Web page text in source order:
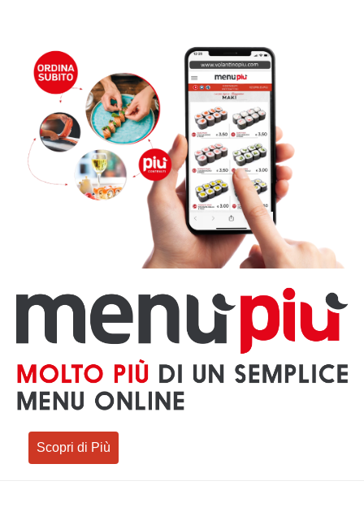
Scopri di Più